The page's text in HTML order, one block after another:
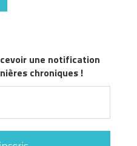
une notification
chroniques !